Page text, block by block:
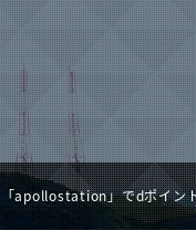
「apollostation」でdポイン